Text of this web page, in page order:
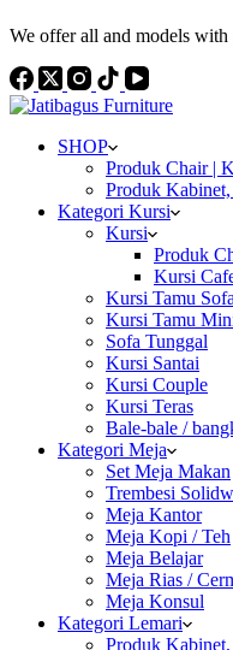
We offer all and models with
SHOP
Produk Chair |
Produk
Kategori Kursi
Kursi
Produk
Kursi
Kursi Tamu
Kursi Tamu
Sofa Tunggal
Kursi Santai
Kursi Couple
Kursi Teras
Bale-bale /
Kategori Meja
Set Meja Makan
Trembesi
Meja Kantor
Meja Kopi / Teh
Meja Belajar
Meja Rias /
Meja Konsul
Kategori Lemari
Produk